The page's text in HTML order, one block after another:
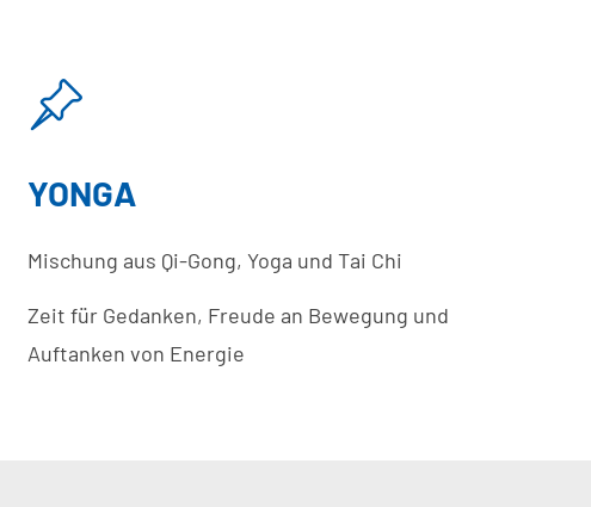
YONGA
Mischung aus Qi-Gong, Yoga und Tai Chi
Zeit für Gedanken, Freude an Bewegung und
Auftanken von Energie